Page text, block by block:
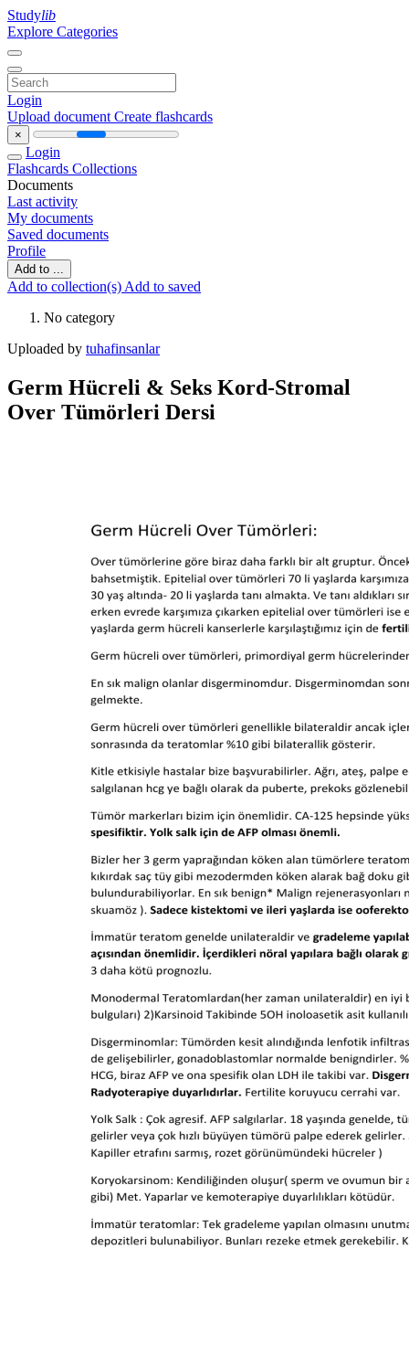
Studylib
Explore Categories
Login
Upload document Create flashcards
×
Login
Flashcards Collections
Documents
Last activity
My documents
Saved documents
Profile
Add to ...
Add to collection(s) Add to saved
No category
Uploaded by tuhafinsanlar
Germ Hücreli & Seks Kord-Stromal
Over Tümörleri Dersi